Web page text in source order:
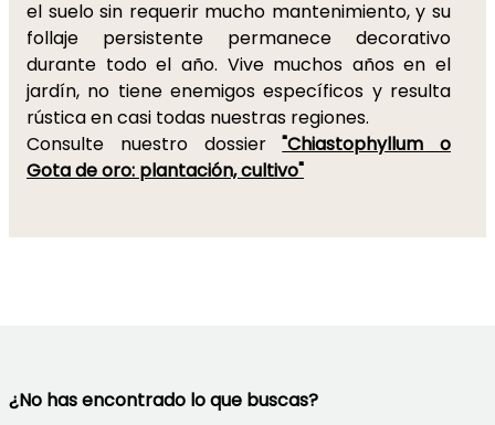
el suelo sin requerir mucho mantenimiento, y su
follaje persistente permanece decorativo
durante todo el año. Vive muchos años en el
jardín, no tiene enemigos específicos y resulta
rústica en casi todas nuestras regiones.
Consulte nuestro dossier"Chiastophyllum o
Gota de oro: plantación, cultivo"
¿No has encontrado lo que buscas?